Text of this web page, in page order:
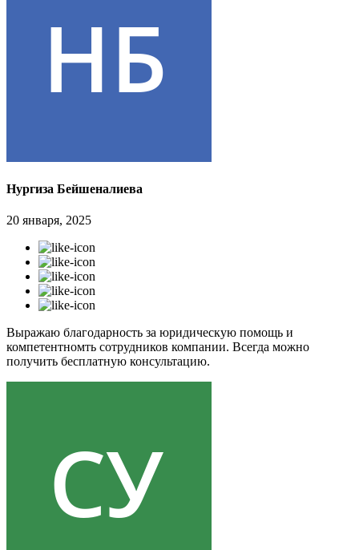
Нургиза Бейшеналиева
20 января, 2025
Выражаю благодарность за юридическую помощь и
компетентномть сотрудников компании. Всегда можно
получить бесплатную консультацию.